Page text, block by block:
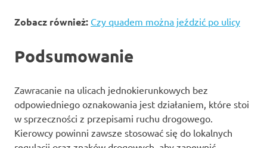
Zobacz również: Czy quadem można jeździć po ulicy
Podsumowanie
Zawracanie na ulicach jednokierunkowych bez
odpowiedniego oznakowania jest działaniem, które stoi
w sprzeczności z przepisami ruchu drogowego.
Kierowcy powinni zawsze stosować się do lokalnych